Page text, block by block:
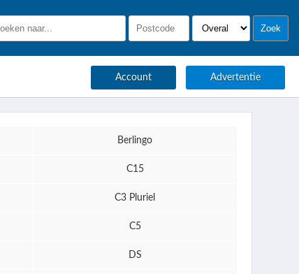
Account Advertentie
Berlingo
C15
C3 Pluriel
C5
DS